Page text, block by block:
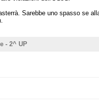
Sarebbe uno spasso se
- 2^ UP